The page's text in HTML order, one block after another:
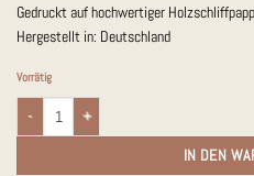
Gedruckt auf hochwertiger
Hergestellt in: Deutschland
Vorrätig
IN DEN